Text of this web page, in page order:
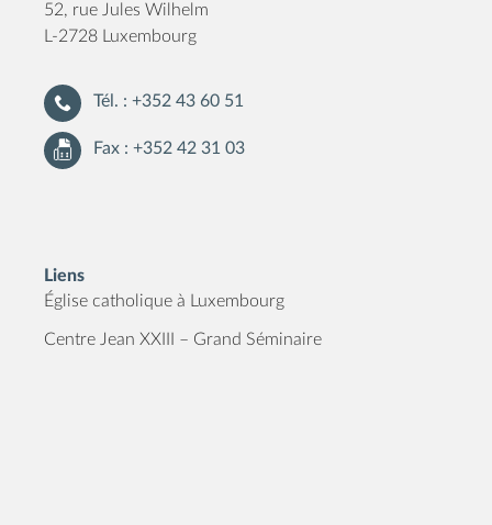
52, rue Jules Wilhelm
L-2728 Luxembourg
Tél. : +352 43 60 51
Fax : +352 42 31 03
Liens
Église catholique à Luxembourg
Centre Jean XXIII – Grand Séminaire